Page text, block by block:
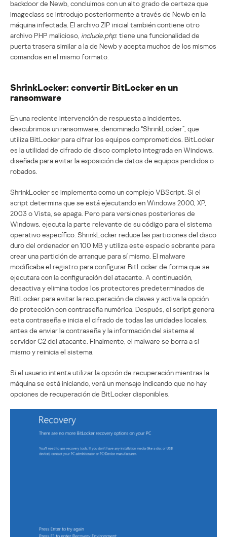
backdoor de Newb, concluimos con un alto grado de certeza que
imageclass se introdujo posteriormente a través de Newb en la
máquina infectada. El archivo ZIP inicial también contiene otro
archivo PHP malicioso, include.php: tiene una funcionalidad de
puerta trasera similar a la de Newb y acepta muchos de los mismos
comandos en el mismo formato.
ShrinkLocker: convertir BitLocker en un
ransomware
En una reciente intervención de respuesta a incidentes,
descubrimos un ransomware, denominado “ShrinkLocker”, que
utiliza BitLocker para cifrar los equipos comprometidos. BitLocker
es la utilidad de cifrado de disco completo integrada en Windows,
diseñada para evitar la exposición de datos de equipos perdidos o
robados.
ShrinkLocker se implementa como un complejo VBScript. Si el
script determina que se está ejecutando en Windows 2000, XP,
2003 o Vista, se apaga. Pero para versiones posteriores de
Windows, ejecuta la parte relevante de su código para el sistema
operativo específico. ShrinkLocker reduce las particiones del disco
duro del ordenador en 100 MB y utiliza este espacio sobrante para
crear una partición de arranque para sí mismo. El malware
modificaba el registro para configurar BitLocker de forma que se
ejecutara con la configuración del atacante. A continuación,
desactiva y elimina todos los protectores predeterminados de
BitLocker para evitar la recuperación de claves y activa la opción
de protección con contraseña numérica. Después, el script genera
esta contraseña e inicia el cifrado de todas las unidades locales,
antes de enviar la contraseña y la información del sistema al
servidor C2 del atacante. Finalmente, el malware se borra a sí
mismo y reinicia el sistema.
Si el usuario intenta utilizar la opción de recuperación mientras la
máquina se está iniciando, verá un mensaje indicando que no hay
opciones de recuperación de BitLocker disponibles.